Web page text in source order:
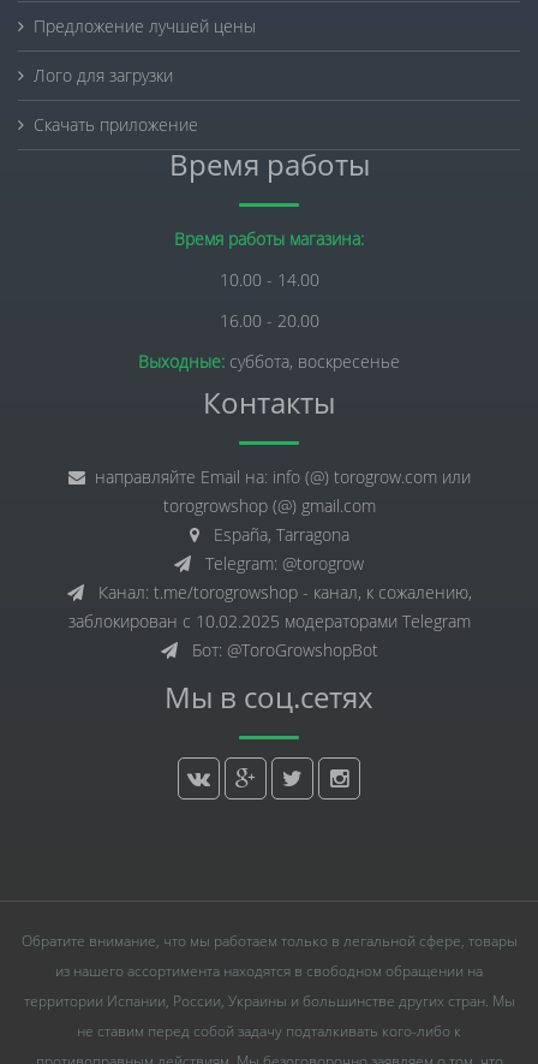
Предложение лучшей цены
Лого для загрузки
Скачать приложение
Время работы
Время работы магазина:
10.00 - 14.00
16.00 - 20.00
Выходные: суббота, воскресенье
Контакты
направляйте Email на: info (@) torogrow.com или
torogrowshop (@) gmail.com
España, Tarragona
Telegram: @torogrow
Канал: t.me/torogrowshop - канал, к сожалению,
заблокирован с 10.02.2025 модераторами Telegram
Бот: @ToroGrowshopBot
Мы в соц.сетях
Обратите внимание, что мы работаем только в легальной сфере, товары
из нашего ассортимента находятся в свободном обращении на
территории Испании, России, Украины и большинстве других стран. Мы
не ставим перед собой задачу подталкивать кого-либо к